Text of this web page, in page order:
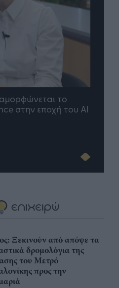
το
στην εποχή του AI
Ξεκινούν από απόψε τα
δρομολόγια της
του Μετρό
προς την